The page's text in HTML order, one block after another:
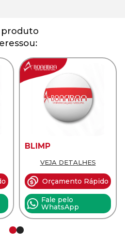
produto
BLIMP
VEJA DETALHES
Orçamento Rápido
Fale pelo
WhatsApp